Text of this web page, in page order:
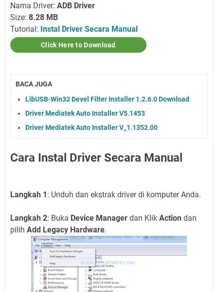
Nama Driver: ADB Driver
Size: 8.28 MB
Tutorial: Instal Driver Secara Manual
Click Here to Download
BACA JUGA
LibUSB-Win32 Devel Filter Installer 1.2.6.0 Download
Driver Mediatek Auto Installer V5.1453
Driver Mediatek Auto Installer V_1.1352.00
Cara Instal Driver Secara Manual
Langkah 1: Unduh dan ekstrak driver di komputer Anda.
Langkah 2: Buka Device Manager dan Klik Action dan
pilih Add Legacy Hardware.